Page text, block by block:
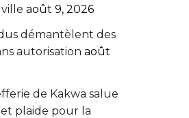
août 9, 2026
démantèlent des
autorisation août
de Kakwa salue
et plaide pour la